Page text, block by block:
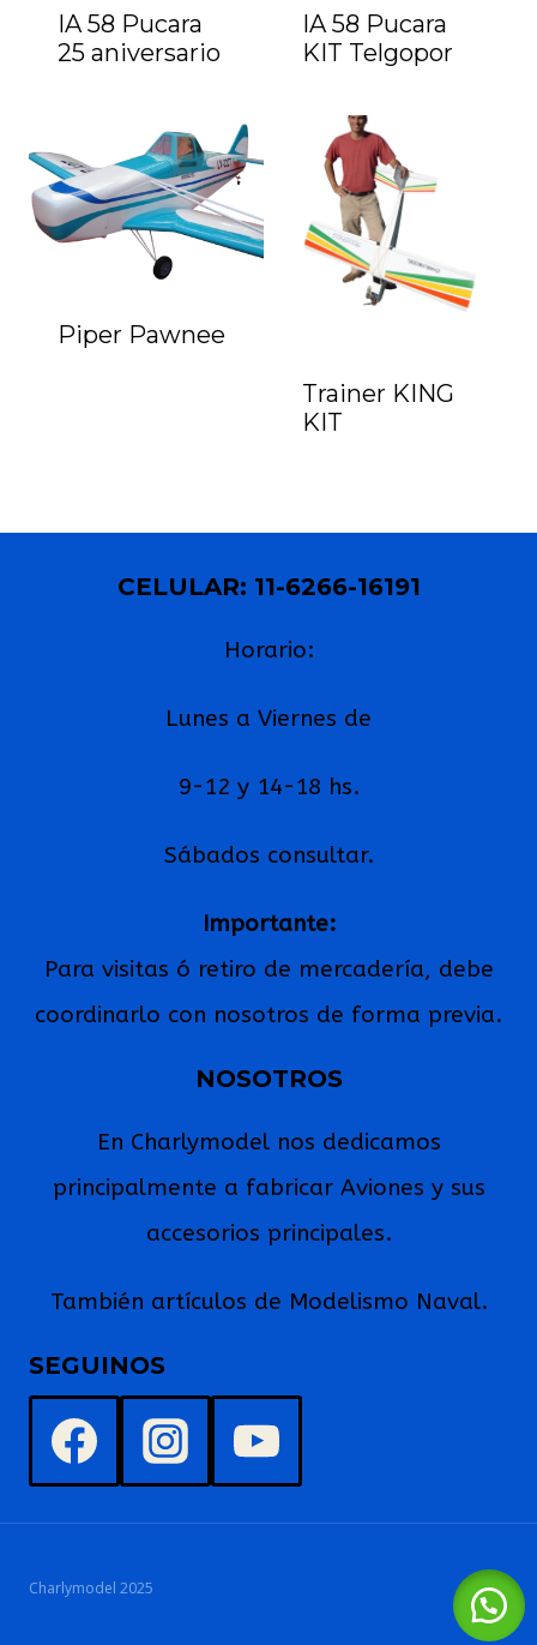
IA 58 Pucara
25 aniversario
IA 58 Pucara
KIT Telgopor
Piper Pawnee
Trainer KING
KIT
CELULAR: 11-6266-16191
Horario:
Lunes a Viernes de
9-12 y 14-18 hs.
Sábados consultar.
Importante:
Para visitas ó retiro de mercadería, debe
coordinarlo con nosotros de forma previa.
NOSOTROS
En Charlymodel nos dedicamos
principalmente a fabricar Aviones y sus
accesorios principales.
También artículos de Modelismo Naval.
SEGUINOS
Charlymodel 2025